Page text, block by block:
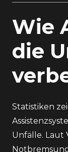
Wie
die
Statistiken
Unfälle. Laut